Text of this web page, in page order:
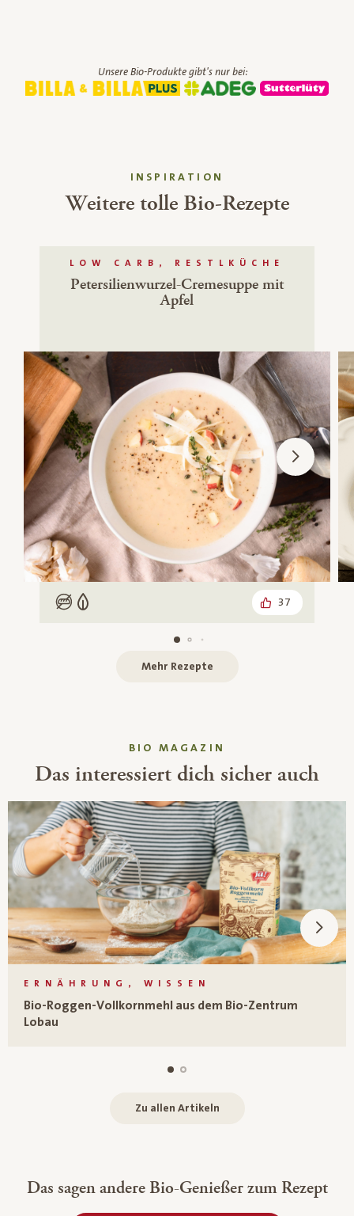
Unsere Bio-Produkte gibt's nur bei:
INSPIRATION
Weitere tolle Bio-Rezepte
LOW CARB, RESTLKÜCHE
Petersilienwurzel-Cremesuppe mit
Apfel
Low Carb
Vegetarisch 37
Mehr Rezepte
BIO MAGAZIN
Das interessiert dich sicher auch
ERNÄHRUNG, WISSEN
Bio-Roggen-Vollkornmehl aus dem Bio-Zentrum
Lobau
Zu allen Artikeln
Das sagen andere Bio-Genießer zum Rezept